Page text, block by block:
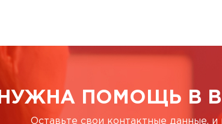
НУЖНА ПОМОЩЬ В
Оставьте свои контактные данные,